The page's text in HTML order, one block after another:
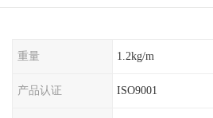
重量 1.2kg/m
产品认证 ISO9001